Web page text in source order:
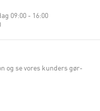
09:00 - 16:00
og se vores kunders gør-